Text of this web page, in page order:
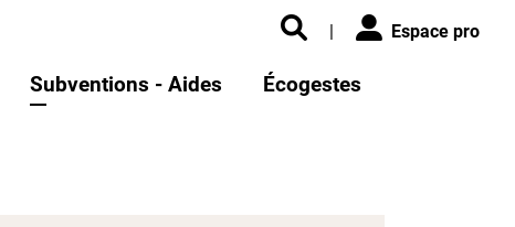
|
Espace pro
Subventions - Aides Écogestes